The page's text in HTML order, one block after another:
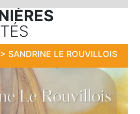
SANDRINE LE ROUVILLOIS